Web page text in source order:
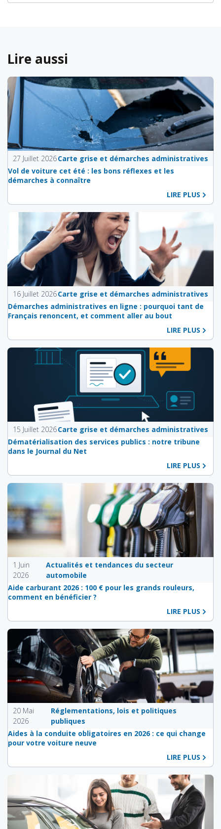
Lire aussi
27 Juillet 2026Carte grise et démarches administratives
Vol de voiture cet été : les bons réflexes et les
démarches à connaître
LIRE PLUS
16 Juillet 2026Carte grise et démarches administratives
Démarches administratives en ligne : pourquoi tant de
Français renoncent, et comment aller au bout
LIRE PLUS
15 Juillet 2026Carte grise et démarches administratives
Dématérialisation des services publics : notre tribune
dans le Journal du Net
LIRE PLUS
1 Juin
2026
Actualités et tendances du secteur
automobile
Aide carburant 2026 : 100 € pour les grands rouleurs,
comment en bénéficier ?
LIRE PLUS
20 Mai
2026
Réglementations, lois et politiques
publiques
Aides à la conduite obligatoires en 2026 : ce qui change
pour votre voiture neuve
LIRE PLUS